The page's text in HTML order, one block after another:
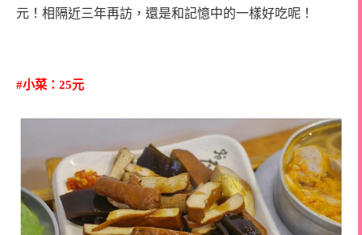
元！相隔近三年再訪，還是和記憶中的一樣好吃呢！
#小菜：25元